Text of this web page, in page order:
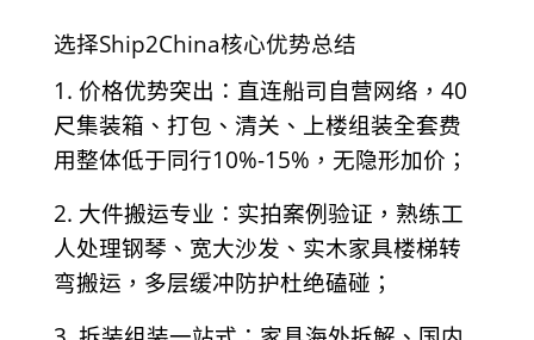
选择Ship2China核心优势总结
1. 价格优势突出：直连船司自营网络，40
尺集装箱、打包、清关、上楼组装全套费
用整体低于同行10%-15%，无隐形加价；
2. 大件搬运专业：实拍案例验证，熟练工
人处理钢琴、宽大沙发、实木家具楼梯转
弯搬运，多层缓冲防护杜绝磕碰；